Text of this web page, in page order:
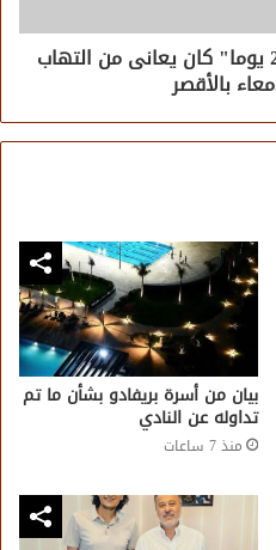
إجراء عملية جراحية لطفل 21 يوما" كان يعانى من التهاب
بالأقصر
بيان من أسرة بريفادو بشأن ما تم
تداوله عن النادي
منذ 7 ساعات